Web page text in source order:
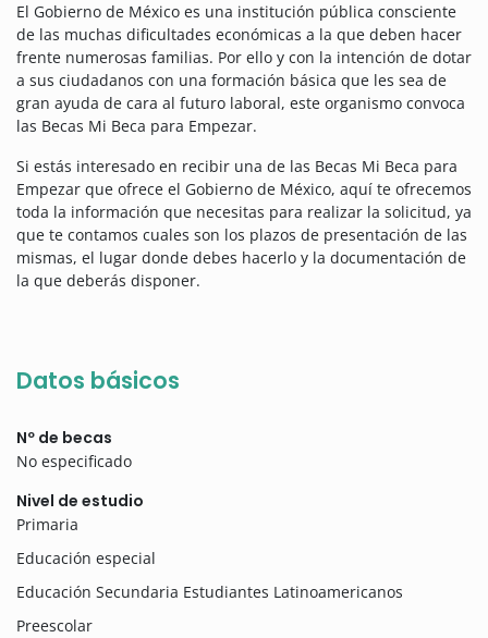
El Gobierno de México es una institución pública consciente
de las muchas dificultades económicas a la que deben hacer
frente numerosas familias. Por ello y con la intención de dotar
a sus ciudadanos con una formación básica que les sea de
gran ayuda de cara al futuro laboral, este organismo convoca
las Becas Mi Beca para Empezar.
Si estás interesado en recibir una de las Becas Mi Beca para
Empezar que ofrece el Gobierno de México, aquí te ofrecemos
toda la información que necesitas para realizar la solicitud, ya
que te contamos cuales son los plazos de presentación de las
mismas, el lugar donde debes hacerlo y la documentación de
la que deberás disponer.
Datos básicos
Nº de becas
No especificado
Nivel de estudio
Primaria
Educación especial
Educación Secundaria Estudiantes Latinoamericanos
Preescolar